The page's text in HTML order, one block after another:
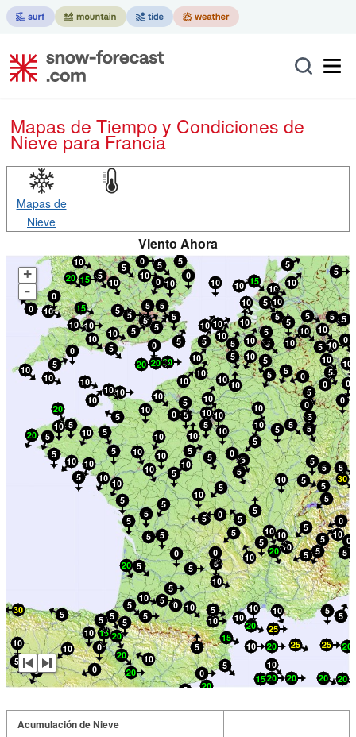
Mapas de Tiempo y Condiciones de
Nievepara Francia
Mapas de
Nieve
Viento Ahora
+
-
Acumulación de Nieve